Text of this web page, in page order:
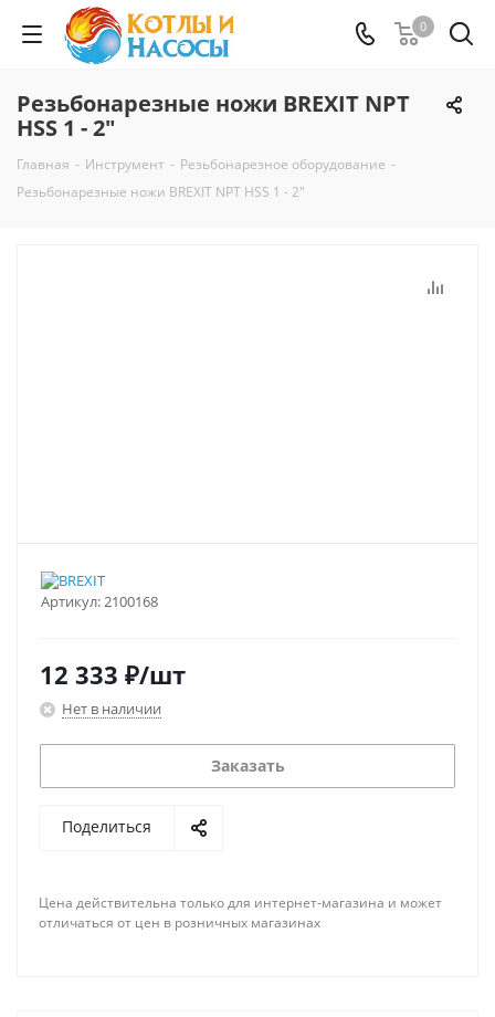
0
Резьбонарезные ножи BREXIT NPT
HSS 1 - 2"
Главная - Инструмент - Резьбонарезное оборудование -
Резьбонарезные ножи BREXIT NPT HSS 1 - 2"
Артикул:2100168
12 333 ₽/шт
Нет в наличии
Заказать
Поделиться
Цена действительна только для интернет-магазина и может
отличаться от цен в розничных магазинах